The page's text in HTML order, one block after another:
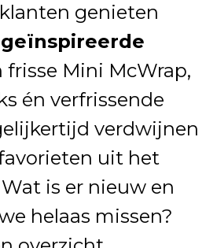
genieten
frisse Mini McWrap,
én verfrissende
verdwijnen
uit het
is er nieuw en
helaas missen?